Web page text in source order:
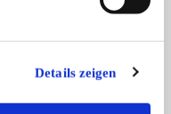
Details zeigen
Verkaufe einen